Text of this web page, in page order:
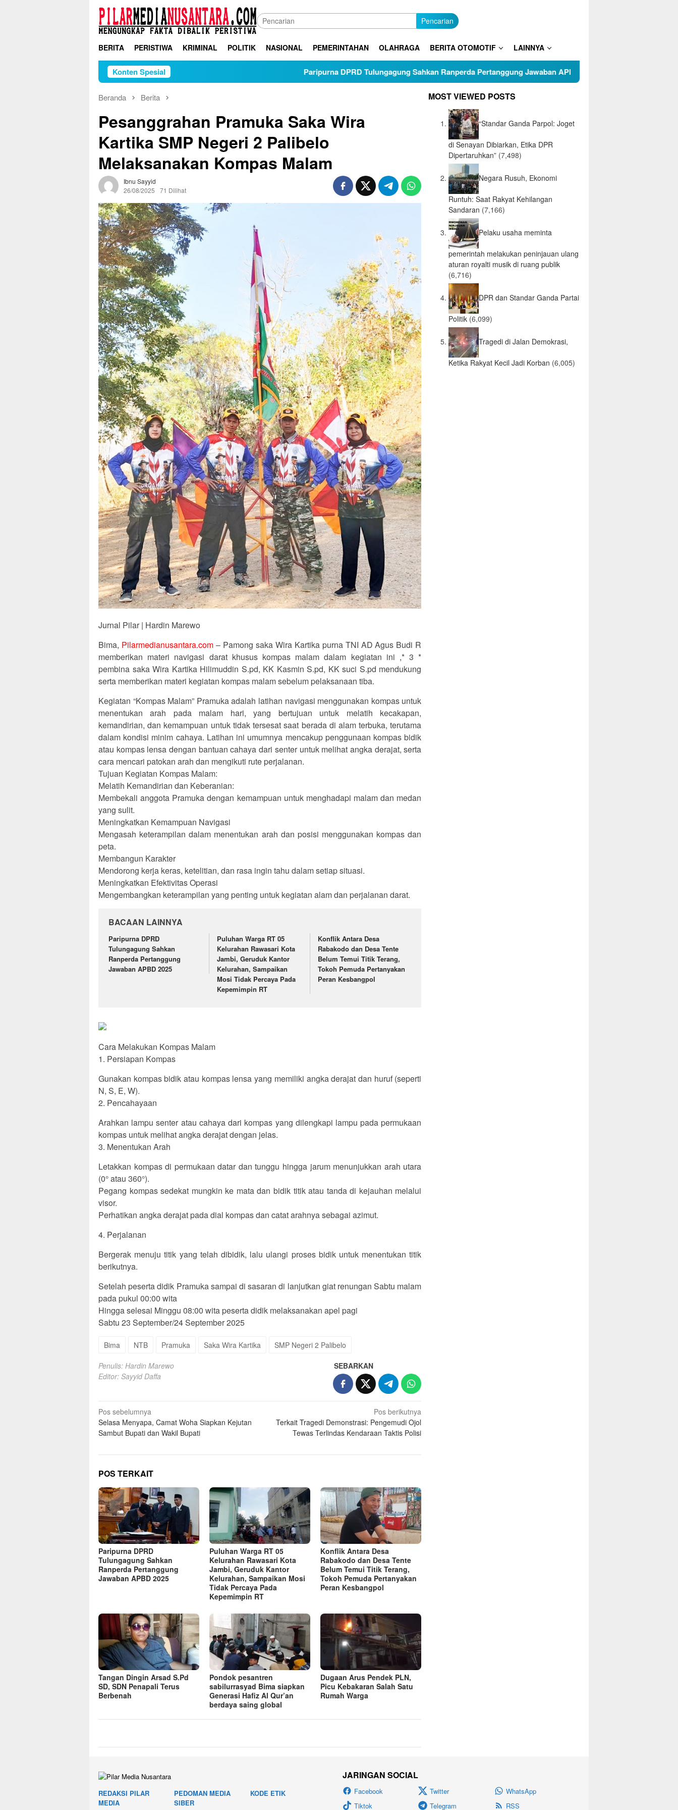
Loncat
konten
Pencarian
BERITA PERISTIWA KRIMINAL POLITIK NASIONAL PEMERINTAHAN OLAHRAGA BERITA OTOMOTIF LAINNYA
Konten Spesial Paripurna DPRD Tulungagung Sahkan Ranperda Pertanggung Jawaban APBD 2025 Puluhan Warga RT 05
Beranda Berita
Pesanggrahan Pramuka Saka Wira
Kartika SMP Negeri 2 Palibelo
Melaksanakan Kompas Malam
Ibnu Sayyid
26/08/2025
71 Dilihat
Jurnal Pilar | Hardin Marewo
Bima, Pilarmedianusantara.com– Pamong saka Wira Kartika purna TNI AD Agus Budi R
memberikan materi navigasi darat khusus kompas malam dalam kegiatan ini ,* 3 *
pembina saka Wira Kartika Hilimuddin S.pd, KK Kasmin S.pd, KK suci S.pd mendukung
serta memberikan materi kegiatan kompas malam sebelum pelaksanaan tiba.
Kegiatan “Kompas Malam” Pramuka adalah latihan navigasi menggunakan kompas untuk
menentukan arah pada malam hari, yang bertujuan untuk melatih kecakapan,
kemandirian, dan kemampuan untuk tidak tersesat saat berada di alam terbuka, terutama
dalam kondisi minim cahaya. Latihan ini umumnya mencakup penggunaan kompas bidik
atau kompas lensa dengan bantuan cahaya dari senter untuk melihat angka derajat, serta
cara mencari patokan arah dan mengikuti rute perjalanan.
Tujuan Kegiatan Kompas Malam:
Melatih Kemandirian dan Keberanian:
Membekali anggota Pramuka dengan kemampuan untuk menghadapi malam dan medan
yang sulit.
Meningkatkan Kemampuan Navigasi
Mengasah keterampilan dalam menentukan arah dan posisi menggunakan kompas dan
peta.
Membangun Karakter
Mendorong kerja keras, ketelitian, dan rasa ingin tahu dalam setiap situasi.
Meningkatkan Efektivitas Operasi
Mengembangkan keterampilan yang penting untuk kegiatan alam dan perjalanan darat.
BACAAN LAINNYA
Paripurna DPRD
Tulungagung Sahkan
Ranperda Pertanggung
Jawaban APBD 2025
Puluhan Warga RT 05
Kelurahan Rawasari Kota
Jambi, Geruduk Kantor
Kelurahan, Sampaikan
Mosi Tidak Percaya Pada
Kepemimpin RT
Konflik Antara Desa
Rabakodo dan Desa Tente
Belum Temui Titik Terang,
Tokoh Pemuda Pertanyakan
Peran Kesbangpol
Cara Melakukan Kompas Malam
1. Persiapan Kompas
Gunakan kompas bidik atau kompas lensa yang memiliki angka derajat dan huruf (seperti
N, S, E, W).
2. Pencahayaan
Arahkan lampu senter atau cahaya dari kompas yang dilengkapi lampu pada permukaan
kompas untuk melihat angka derajat dengan jelas.
3. Menentukan Arah
Letakkan kompas di permukaan datar dan tunggu hingga jarum menunjukkan arah utara
(0° atau 360°).
Pegang kompas sedekat mungkin ke mata dan bidik titik atau tanda di kejauhan melalui
visor.
Perhatikan angka derajat pada dial kompas dan catat arahnya sebagai azimut.
4. Perjalanan
Bergerak menuju titik yang telah dibidik, lalu ulangi proses bidik untuk menentukan titik
berikutnya.
Setelah peserta didik Pramuka sampai di sasaran di lanjutkan giat renungan Sabtu malam
pada pukul 00:00 wita
Hingga selesai Minggu 08:00 wita peserta didik melaksanakan apel pagi
Sabtu 23 September/24 September 2025
Bima NTB Pramuka Saka Wira Kartika SMP Negeri 2 Palibelo
Penulis: Hardin Marewo
Editor: Sayyid Daffa
SEBARKAN
Navigasi
pos
Pos sebelumnya
Selasa Menyapa, Camat Woha Siapkan Kejutan
Sambut Bupati dan Wakil Bupati
Pos berikutnya
Terkait Tragedi Demonstrasi: Pengemudi Ojol
Tewas Terlindas Kendaraan Taktis Polisi
POS TERKAIT
Paripurna DPRD
Tulungagung Sahkan
Ranperda Pertanggung
Jawaban APBD 2025
Puluhan Warga RT 05
Kelurahan Rawasari Kota
Jambi, Geruduk Kantor
Kelurahan, Sampaikan Mosi
Tidak Percaya Pada
Kepemimpin RT
Konflik Antara Desa
Rabakodo dan Desa Tente
Belum Temui Titik Terang,
Tokoh Pemuda Pertanyakan
Peran Kesbangpol
Tangan Dingin Arsad S.Pd
SD, SDN Penapali Terus
Berbenah
Pondok pesantren
sabilurrasyad Bima siapkan
Generasi Hafiz Al Qur’an
berdaya saing global
Dugaan Arus Pendek PLN,
Picu Kebakaran Salah Satu
Rumah Warga
MOST VIEWED POSTS
“Standar Ganda Parpol: Joget
di Senayan Dibiarkan, Etika DPR
Dipertaruhkan” (7,498)
Negara Rusuh, Ekonomi
Runtuh: Saat Rakyat Kehilangan
Sandaran (7,166)
Pelaku usaha meminta
pemerintah melakukan peninjauan ulang
aturan royalti musik di ruang publik
(6,716)
DPR dan Standar Ganda Partai
Politik (6,099)
Tragedi di Jalan Demokrasi,
Ketika Rakyat Kecil Jadi Korban (6,005)
REDAKSI PILAR
MEDIA
PEDOMAN MEDIA
SIBER
KODE ETIK
JARINGAN SOCIAL
Facebook Twitter
WhatsApp
Tiktok
Telegram RSS